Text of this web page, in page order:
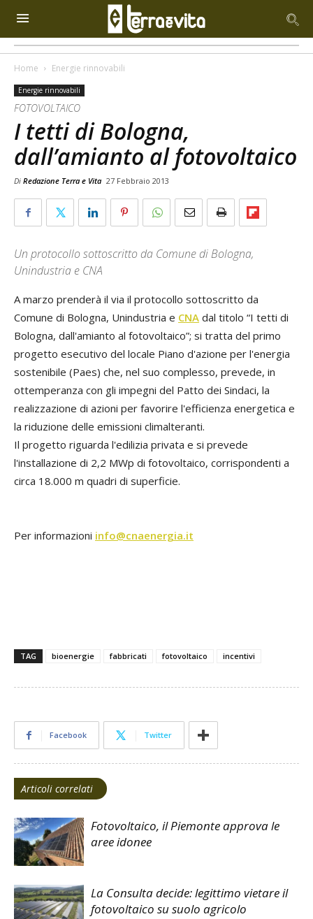
Home Energie rinnovabili
Energie rinnovabili
FOTOVOLTAICO
I tetti di Bologna,
dall’amianto al fotovoltaico
Di Redazione Terra e Vita 27 Febbraio 2013
Un protocollo sottoscritto da Comune di Bologna,
Unindustria e CNA
A marzo prenderà il via il protocollo sottoscritto da
Comune di Bologna, Unindustria e CNA dal titolo “I tetti di
Bologna, dall'amianto al fotovoltaico”; si tratta del primo
progetto esecutivo del locale Piano d'azione per l'energia
sostenibile (Paes) che, nel suo complesso, prevede, in
ottemperanza con gli impegni del Patto dei Sindaci, la
realizzazione di azioni per favorire l'efficienza energetica e
la riduzione delle emissioni climalteranti.
Il progetto riguarda l'edilizia privata e si prevede
l'installazione di 2,2 MWp di fotovoltaico, corrispondenti a
circa 18.000 m quadri di superficie.
Per informazioni info@cnaenergia.it
TAG bioenergie fabbricati fotovoltaico incentivi
Facebook Twitter
Articoli correlati
Fotovoltaico, il Piemonte approva le
aree idonee
La Consulta decide: legittimo vietare il
fotovoltaico su suolo agricolo